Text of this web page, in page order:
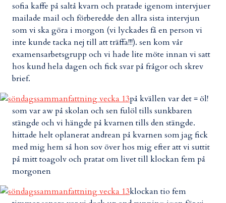
sofia kaffe på saltå kvarn och pratade igenom intervjuer
mailade mail och förberedde den allra sista intervjun
som vi ska göra i morgon (vi lyckades få en person vi
inte kunde tacka nej till att träffa!!!). sen kom vår
examensarbetsgrupp och vi hade lite möte innan vi satt
hos kund hela dagen och fick svar på frågor och skrev
brief.
på kvällen var det = öl!
som var aw på skolan och sen fulöl tills sunkbaren
stängde och vi hängde på kvarnen tills den stängde.
hittade helt oplanerat andrean på kvarnen som jag fick
med mig hem så hon sov över hos mig efter att vi suttit
på mitt toagolv och pratat om livet till klockan fem på
morgonen
klockan tio fem